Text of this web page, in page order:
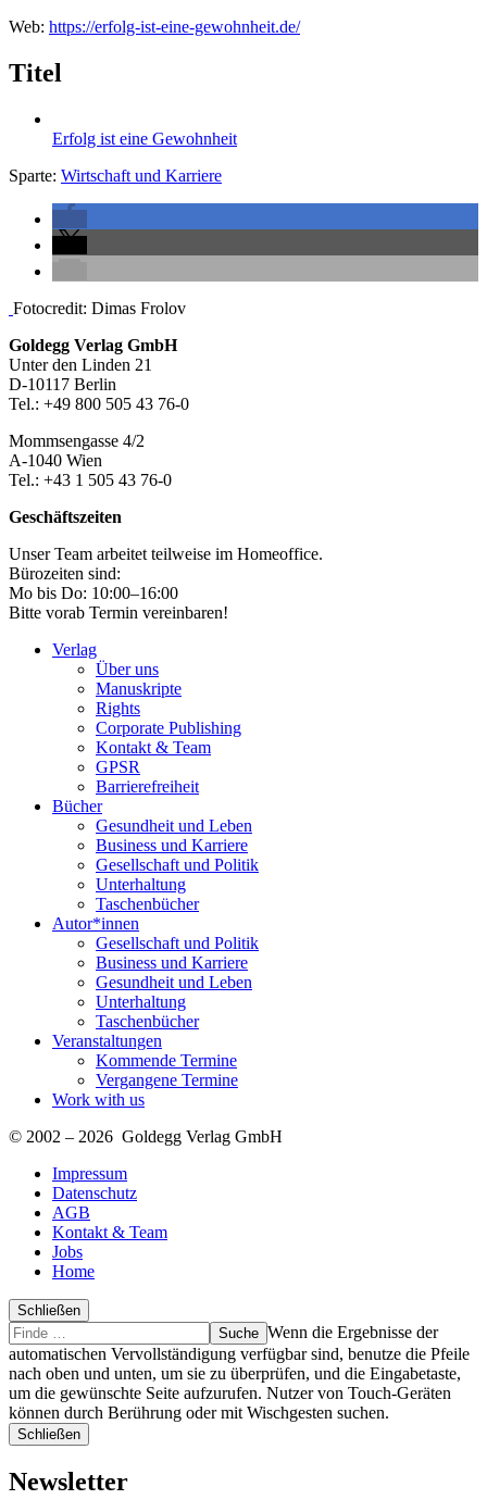
Web: https://erfolg-ist-eine-gewohnheit.de/
Titel
Erfolg ist eine Gewohnheit
Sparte: Wirtschaft und Karriere
Seitenleiste
Fotocredit: Dimas Frolov
Footer-
Section
Goldegg Verlag GmbH
Unter den Linden 21
D-10117 Berlin
Tel.: +49 800 505 43 76-0
Mommsengasse 4/2
A-1040 Wien
Tel.: +43 1 505 43 76-0
Geschäftszeiten
Unser Team arbeitet teilweise im Homeoffice.
Bürozeiten sind:
Mo bis Do: 10:00–16:00
Bitte vorab Termin vereinbaren!
Verlag
Über uns
Manuskripte
Rights
Corporate Publishing
Kontakt & Team
GPSR
Barrierefreiheit
Bücher
Gesundheit und Leben
Business und Karriere
Gesellschaft und Politik
Unterhaltung
Taschenbücher
Autor*innen
Gesellschaft und Politik
Business und Karriere
Gesundheit und Leben
Unterhaltung
Taschenbücher
Veranstaltungen
Kommende Termine
Vergangene Termine
Work with us
© 2002 – 2026 Goldegg Verlag GmbH
Impressum
Datenschutz
AGB
Kontakt & Team
Jobs
Home
Schließen
Suche
Finde
…
Wenn die Ergebnisse der
automatischen Vervollständigung verfügbar sind, benutze die Pfeile
nach oben und unten, um sie zu überprüfen, und die Eingabetaste,
um die gewünschte Seite aufzurufen. Nutzer von Touch-Geräten
können durch Berührung oder mit Wischgesten suchen.
Schließen
Newsletter